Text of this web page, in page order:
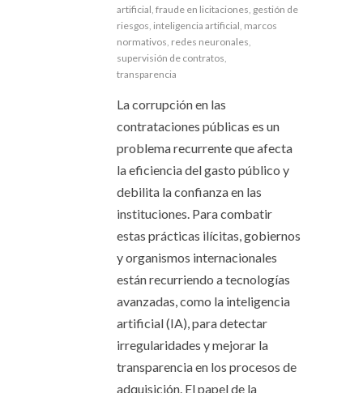
artificial, fraude en licitaciones, gestión de
riesgos, inteligencia artificial, marcos
normativos, redes neuronales,
supervisión de contratos,
transparencia
La corrupción en las
contrataciones públicas es un
problema recurrente que afecta
la eficiencia del gasto público y
debilita la confianza en las
instituciones. Para combatir
estas prácticas ilícitas, gobiernos
y organismos internacionales
están recurriendo a tecnologías
avanzadas, como la inteligencia
artificial (IA), para detectar
irregularidades y mejorar la
transparencia en los procesos de
adquisición. El papel de la